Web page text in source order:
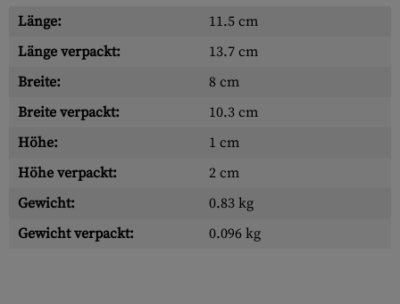
Länge:
11.5 cm
Länge verpackt:
13.7 cm
Breite:
8 cm
Breite verpackt:
10.3 cm
Höhe:
1 cm
Höhe verpackt:
2 cm
Gewicht:
0.83 kg
Gewicht verpackt:
0.096 kg